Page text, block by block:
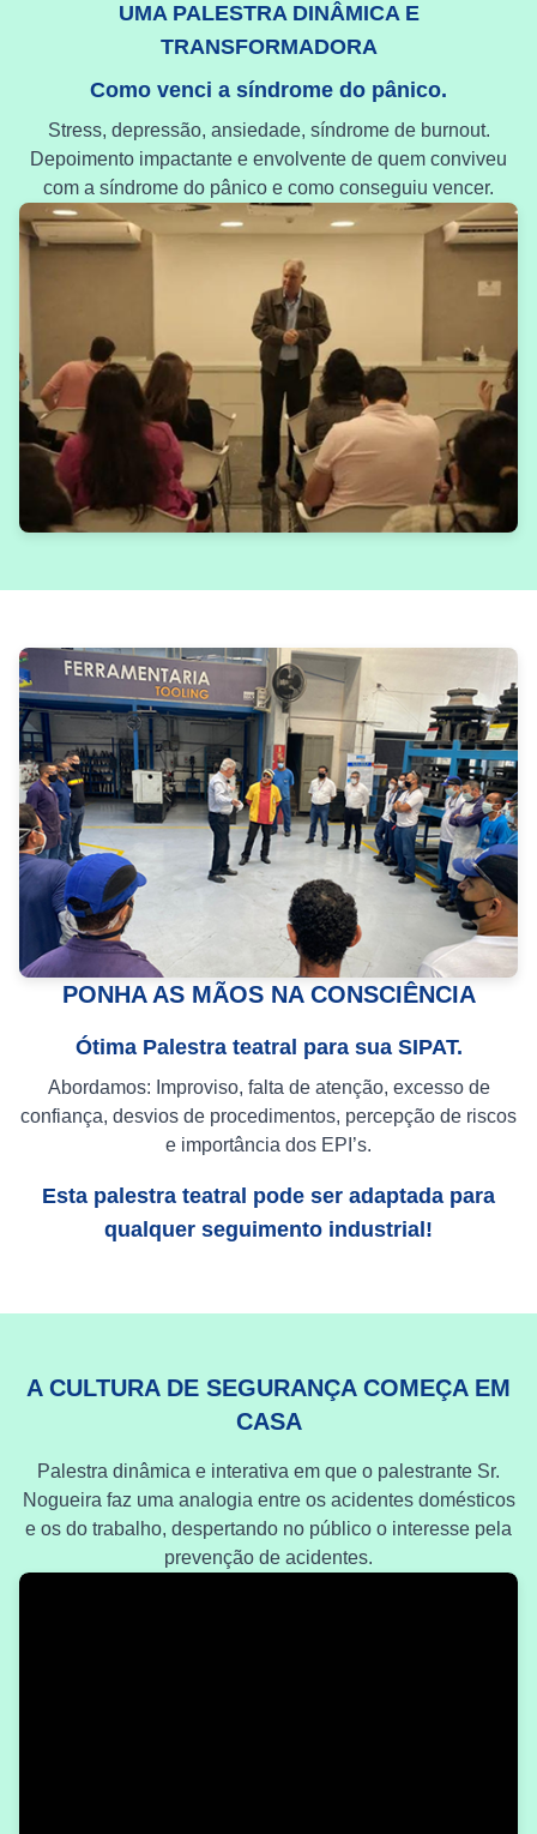
UMA PALESTRA DINÂMICA E
TRANSFORMADORA
Como venci a síndrome do pânico.
Stress, depressão, ansiedade, síndrome de burnout.
Depoimento impactante e envolvente de quem conviveu
com a síndrome do pânico e como conseguiu vencer.
PONHA AS MÃOS NA CONSCIÊNCIA
Ótima Palestra teatral para sua SIPAT.
Abordamos: Improviso, falta de atenção, excesso de
confiança, desvios de procedimentos, percepção de riscos
e importância dos EPI’s.
Esta palestra teatral pode ser adaptada para
qualquer seguimento industrial!
A CULTURA DE SEGURANÇA COMEÇA EM
CASA
Palestra dinâmica e interativa em que o palestrante Sr.
Nogueira faz uma analogia entre os acidentes domésticos
e os do trabalho, despertando no público o interesse pela
prevenção de acidentes.